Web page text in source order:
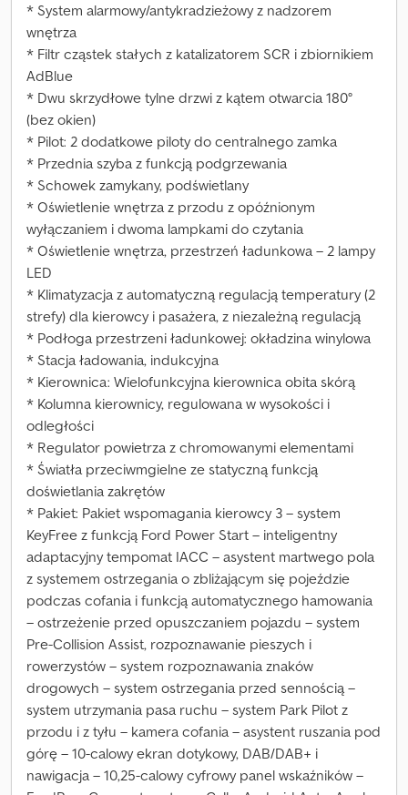
* System alarmowy/antykradzieżowy z nadzorem
wnętrza
* Filtr cząstek stałych z katalizatorem SCR i zbiornikiem
AdBlue
* Dwu skrzydłowe tylne drzwi z kątem otwarcia 180°
(bez okien)
* Pilot: 2 dodatkowe piloty do centralnego zamka
* Przednia szyba z funkcją podgrzewania
* Schowek zamykany, podświetlany
* Oświetlenie wnętrza z przodu z opóźnionym
wyłączaniem i dwoma lampkami do czytania
* Oświetlenie wnętrza, przestrzeń ładunkowa – 2 lampy
LED
* Klimatyzacja z automatyczną regulacją temperatury (2
strefy) dla kierowcy i pasażera, z niezależną regulacją
* Podłoga przestrzeni ładunkowej: okładzina winylowa
* Stacja ładowania, indukcyjna
* Kierownica: Wielofunkcyjna kierownica obita skórą
* Kolumna kierownicy, regulowana w wysokości i
odległości
* Regulator powietrza z chromowanymi elementami
* Światła przeciwmgielne ze statyczną funkcją
doświetlania zakrętów
* Pakiet: Pakiet wspomagania kierowcy 3 – system
KeyFree z funkcją Ford Power Start – inteligentny
adaptacyjny tempomat IACC – asystent martwego pola
z systemem ostrzegania o zbliżającym się pojeździe
podczas cofania i funkcją automatycznego hamowania
– ostrzeżenie przed opuszczaniem pojazdu – system
Pre-Collision Assist, rozpoznawanie pieszych i
rowerzystów – system rozpoznawania znaków
drogowych – system ostrzegania przed sennością –
system utrzymania pasa ruchu – system Park Pilot z
przodu i z tyłu – kamera cofania – asystent ruszania pod
górę – 10-calowy ekran dotykowy, DAB/DAB+ i
nawigacja – 10,25-calowy cyfrowy panel wskaźników –